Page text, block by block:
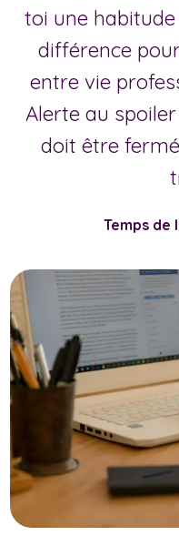
toi une
différence
entre vie
Alerte au
doit être
Temps de